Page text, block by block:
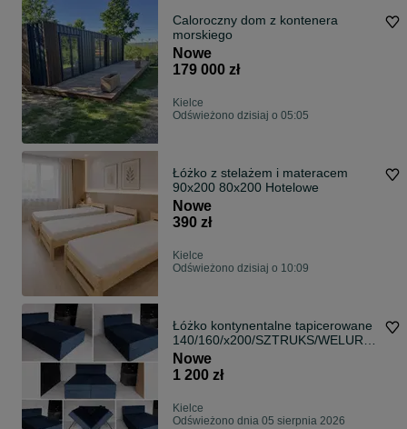
Caloroczny dom z kontenera
morskiego
Nowe
179 000 zł
Kielce
Odświeżono dzisiaj o 05:05
Łóżko z stelażem i materacem
90x200 80x200 Hotelowe
Nowe
390 zł
Kielce
Odświeżono dzisiaj o 10:09
Łóżko kontynentalne tapicerowane
140/160/x200/SZTRUKS/WELUR/P
OJEMNIKI-FUNDI
Nowe
1 200 zł
Kielce
Odświeżono dnia 05 sierpnia 2026